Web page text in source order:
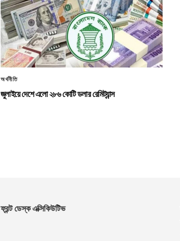
অর্থনীতি
জুলাইয়ে দেশে এলো ২৮৬ কোটি ডলার রেমিট্যান্স
ফ্রন্ট ডেস্ক এক্সিকিউটিভ